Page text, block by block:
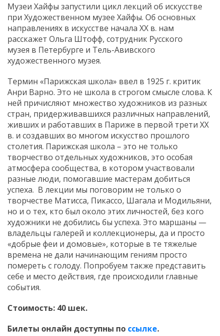
Музеи Хайфы запустили цикл лекций об искусстве
при Художественном музее Хайфы. Об основных
направлениях в искусстве начала ХХ в. нам
расскажет Ольга Штофф, сотрудник Русского
музея в Петербурге и Тель-Авивского
художественного музея.
Термин «Парижская школа» ввел в 1925 г. критик
Анри Варно. Это не школа в строгом смысле слова. К
ней причисляют множество художников из разных
стран, придерживавшихся различных направлений,
живших и работавших в Париже в первой трети ХХ
в. и создавших во многом искусство прошлого
столетия. Парижская школа – это не только
творчество отдельных художников, это особая
атмосфера сообщества, в котором участвовали
разные люди, помогавшие мастерам добиться
успеха. В лекции мы поговорим не только о
творчестве Матисса, Пикассо, Шагала и Модильяни,
но и о тех, кто был около этих личностей, без кого
художники не добились бы успеха. Это маршаны —
владельцы галерей и коллекционеры, да и просто
«добрые феи и домовые», которые в те тяжелые
времена не дали начинающим гениям просто
помереть с голоду. Попробуем также представить
себе и место действия, где происходили главные
события.
Стоимость: 40 шек.
Билеты онлайн доступны по ссылке.